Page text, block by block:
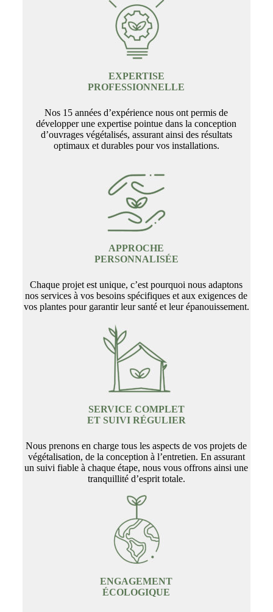
EXPERTISE
PROFESSIONNELLE
Nos 15 années d’expérience nous ont permis de
développer une expertise pointue dans la conception
d’ouvrages végétalisés, assurant ainsi des résultats
optimaux et durables pour vos installations.
APPROCHE
PERSONNALISÉE
Chaque projet est unique, c’est pourquoi nous adaptons
nos services à vos besoins spécifiques et aux exigences de
vos plantes pour garantir leur santé et leur épanouissement.
SERVICE COMPLET
ET SUIVI RÉGULIER
Nous prenons en charge tous les aspects de vos projets de
végétalisation, de la conception à l’entretien. En assurant
un suivi fiable à chaque étape, nous vous offrons ainsi une
tranquillité d’esprit totale.
ENGAGEMENT
ÉCOLOGIQUE